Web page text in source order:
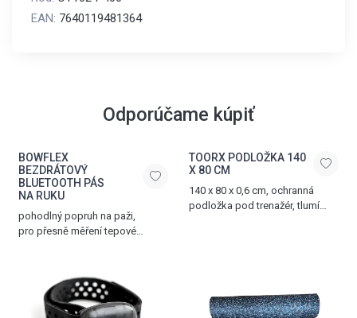
EAN: 7640119481364
Odporúčame kúpiť
BOWFLEX
BEZDRÁTOVÝ
BLUETOOTH PÁS
NA RUKU
pohodlný popruh na paži,
pro přesně měření tepové
(BLE), voděodolný design,
hmotnost 55 g
TOORX PODLOŽKA 140
X 80 CM
140 x 80 x 0,6 cm, ochranná
podložka pod trenažér, tlumí